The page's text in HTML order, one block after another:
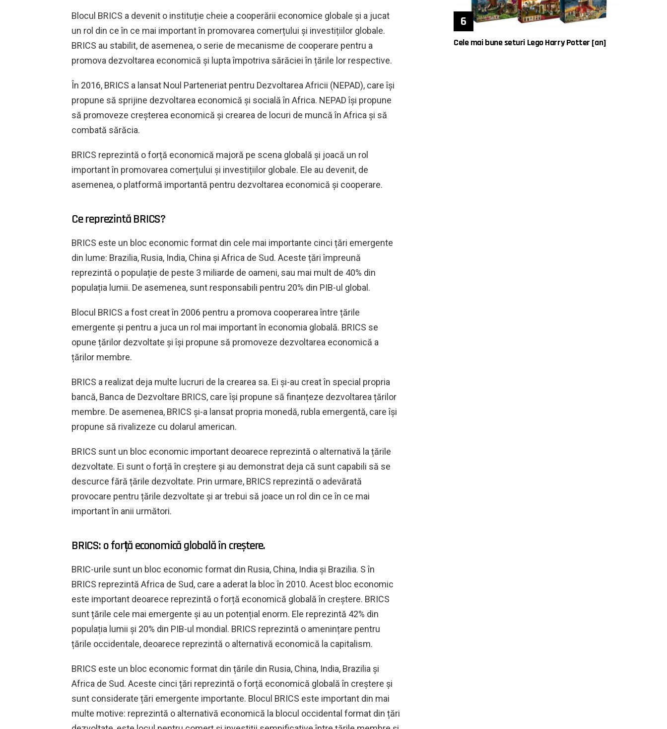
Blocul BRICS a devenit o instituție cheie a cooperării economice globale și a jucat
un rol din ce în ce mai important în promovarea comerțului și investițiilor globale.
BRICS au stabilit, de asemenea, o serie de mecanisme de cooperare pentru a
promova dezvoltarea economică și lupta împotriva sărăciei în țările lor respective.
În 2016, BRICS a lansat Noul Parteneriat pentru Dezvoltarea Africii (NEPAD), care își
propune să sprijine dezvoltarea economică și socială în Africa. NEPAD își propune
să promoveze creșterea economică și crearea de locuri de muncă în Africa și să
combată sărăcia.
BRICS reprezintă o forță economică majoră pe scena globală și joacă un rol
important în promovarea comerțului și investițiilor globale. Ele au devenit, de
asemenea, o platformă importantă pentru dezvoltarea economică și cooperare.
Ce reprezintă BRICS?
BRICS este un bloc economic format din cele mai importante cinci țări emergente
din lume: Brazilia, Rusia, India, China și Africa de Sud. Aceste țări împreună
reprezintă o populație de peste 3 miliarde de oameni, sau mai mult de 40% din
populația lumii. De asemenea, sunt responsabili pentru 20% din PIB-ul global.
Blocul BRICS a fost creat în 2006 pentru a promova cooperarea între țările
emergente și pentru a juca un rol mai important în economia globală. BRICS se
opune țărilor dezvoltate și își propune să promoveze dezvoltarea economică a
țărilor membre.
BRICS a realizat deja multe lucruri de la crearea sa. Ei și-au creat în special propria
bancă, Banca de Dezvoltare BRICS, care își propune să finanțeze dezvoltarea țărilor
membre. De asemenea, BRICS și-a lansat propria monedă, rubla emergentă, care își
propune să rivalizeze cu dolarul american.
BRICS sunt un bloc economic important deoarece reprezintă o alternativă la țările
dezvoltate. Ei sunt o forță în creștere și au demonstrat deja că sunt capabili să se
descurce fără țările dezvoltate. Prin urmare, BRICS reprezintă o adevărată
provocare pentru țările dezvoltate și ar trebui să joace un rol din ce în ce mai
important în anii următori.
BRICS: o forță economică globală în creștere.
BRIC-urile sunt un bloc economic format din Rusia, China, India și Brazilia. S în
BRICS reprezintă Africa de Sud, care a aderat la bloc în 2010. Acest bloc economic
este important deoarece reprezintă o forță economică globală în creștere. BRICS
sunt țările cele mai emergente și au un potențial enorm. Ele reprezintă 42% din
populația lumii și 20% din PIB-ul mondial. BRICS reprezintă o amenințare pentru
țările occidentale, deoarece reprezintă o alternativă economică la capitalism.
BRICS este un bloc economic format din țările din Rusia, China, India, Brazilia și
Africa de Sud. Aceste cinci țări reprezintă o forță economică globală în creștere și
sunt considerate țări emergente importante. Blocul BRICS este important din mai
multe motive: reprezintă o alternativă economică la blocul occidental format din țări
Cele mai bune seturi Lego Harry Potter [an]